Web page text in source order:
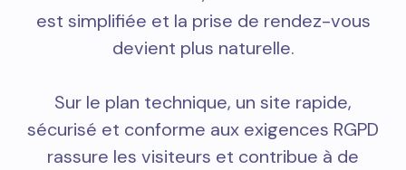
est simplifiée et la prise de rendez-vous
devient plus naturelle.
Sur le plan technique, un site rapide,
sécurisé et conforme aux exigences RGPD
rassure les visiteurs et contribue à de